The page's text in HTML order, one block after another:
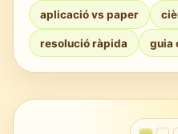
cronometra sempre
primer intent.
aplicació vs paper
resolució ràpida guia